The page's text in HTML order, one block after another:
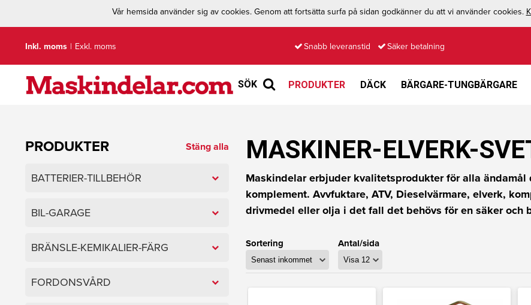
Inkl. moms | Exkl. moms Snabb leveranstid Säker betalning
SÖK PRODUKTER DÄCK BÄRGARE-TUNGBÄRGARE
PRODUKTER Stäng alla
BATTERIER-TILLBEHÖR
BIL-GARAGE
BRÄNSLE-KEMIKALIER-FÄRG
FORDONSVÅRD
MASKINER-ELVERK-
Maskindelar erbjuder kvalitetsprodukter för alla
komplement. Avvfuktare, ATV, Dieselvärmare, elverk,
drivmedel eller olja i det fall det behövs för en säker och
Sortering Antal/sida
Vår hemsida använder sig av cookies. Genom att fortsätta surfa på sidan godkänner du att vi använder cookies.